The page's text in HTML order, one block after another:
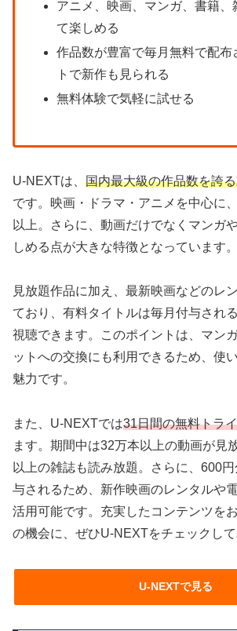
アニメ、映画、マンガ、書籍、
て楽しめる
作品数が豊富で毎月無料で配布
トで新作も見られる
無料体験で気軽に試せる
U-NEXTは、 国内最大級の作品数を誇
です。映画・ドラマ・アニメを中心に
以上。さらに、動画だけでなくマンガ
しめる点が大きな特徴となっています。
見放題作品に加え、最新映画などのレ
ており、有料タイトルは毎月付与され
視聴できます。このポイントは、マン
ットへの交換にも利用できるため、使
魅力です。
また、U-NEXTでは31日間の無料トラ
ます。期間中は32万本以上の動画が見
以上の雑誌も読み放題。さらに、600
与されるため、新作映画のレンタルや
活用可能です。充実したコンテンツを
の機会に、ぜひU-NEXTをチェックして
U-NEXTで見る